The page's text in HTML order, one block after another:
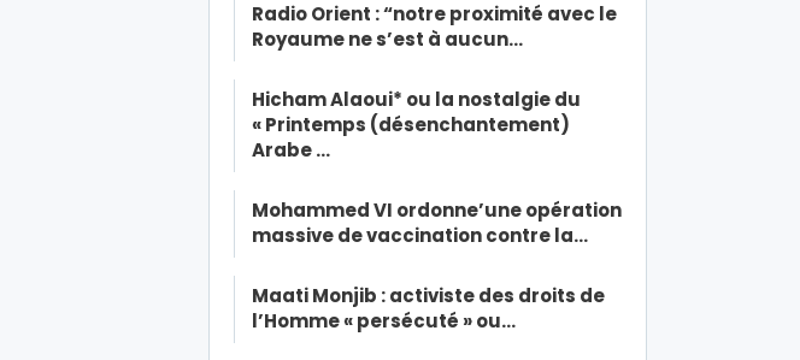
Radio Orient : “notre proximité avec le
Royaume ne s’est à aucun…
Hicham Alaoui* ou la nostalgie du
« Printemps (désenchantement)
Arabe …
Mohammed VI ordonne’une opération
massive de vaccination contre la…
Maati Monjib : activiste des droits de
l’Homme « persécuté » ou…